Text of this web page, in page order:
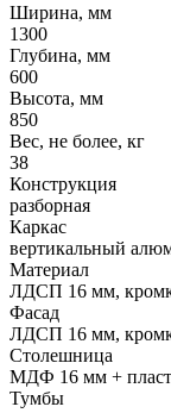
Ширина, мм
1300
Глубина, мм
600
Высота, мм
850
Вес, не более, кг
38
Конструкция
разборная
Каркас
вертикальный
Материал
ЛДСП 16 мм,
Фасад
ЛДСП 16 мм,
Столешница
МДФ 16 мм +
Тумбы